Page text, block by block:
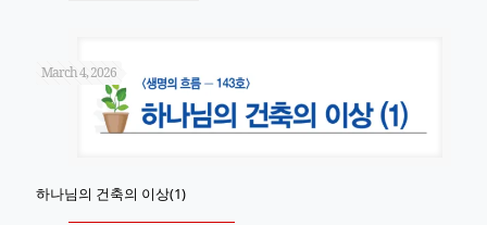
March 4, 2026
하나님의 건축의 이상(1)